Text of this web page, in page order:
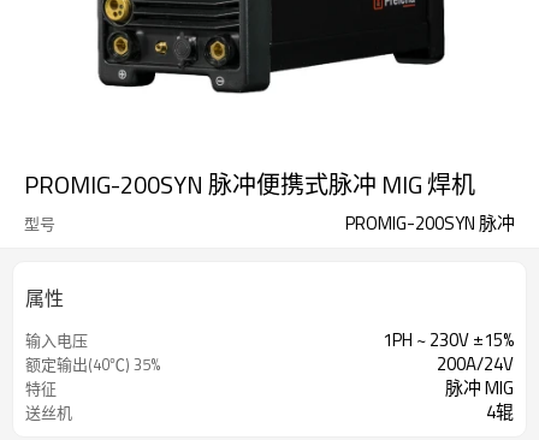
PROMIG-200SYN 脉冲便携式脉冲 MIG 焊机
型号 PROMIG-200SYN 脉冲
属性
输入电压 1PH ~ 230V ±15%
额定输出(40℃) 35% 200A/24V
特征 脉冲 MIG
送丝机 4辊